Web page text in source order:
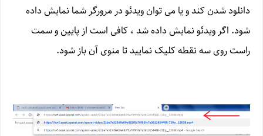
دانلود شدن کند و یا می توان ویدئو در مرورگر شما نمایش داده
شود. اگر ویدئو نمایش داده شد ، کافی است از پایین و سمت
راست روی سه نقطه کلیک نمایید تا منوی آن باز شود.